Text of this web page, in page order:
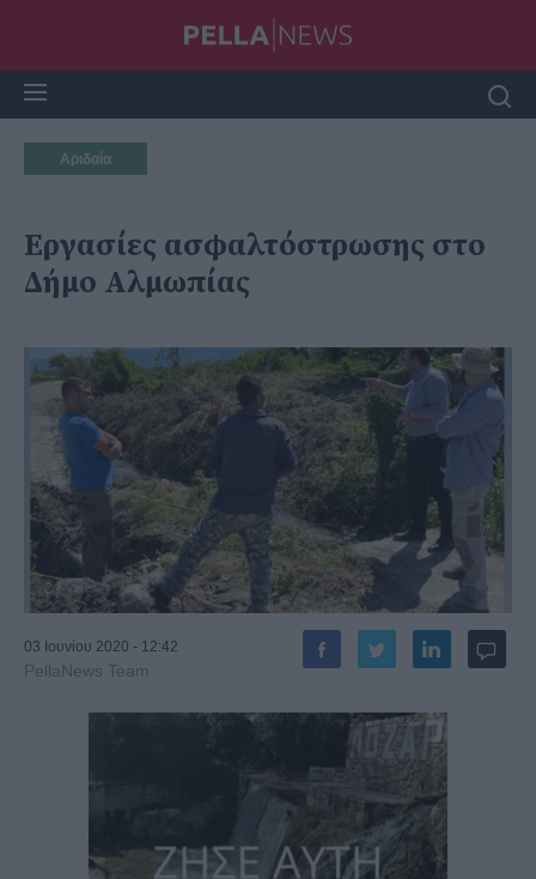
Αριδαία
Εργασίες ασφαλτόστρωσης στο
Δήμο Αλμωπίας
03 Ιουνίου 2020 - 12:42
PellaNews Team